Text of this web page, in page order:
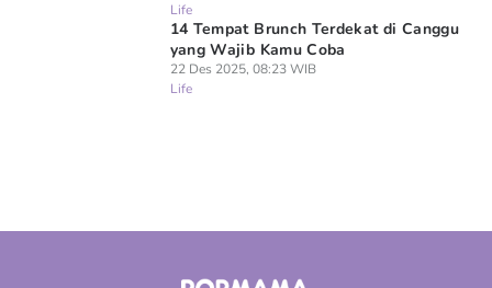
Life
14 Tempat Brunch Terdekat di Canggu
yang Wajib Kamu Coba
22 Des 2025, 08:23 WIB
Life